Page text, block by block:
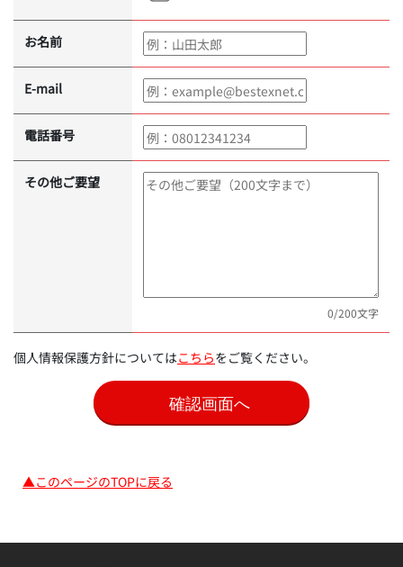
お名前
E-mail
電話番号
その他ご要望
0/200文字
個人情報保護方針についてはこちらをご覧ください。
▲このページのTOPに戻る